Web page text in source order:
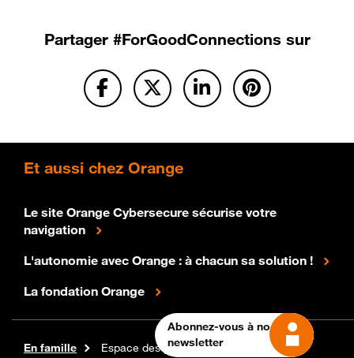
Partager#ForGoodConnections sur
Et aussi chez Orange
Le site Orange Cybersecure sécurise votre
navigation
L'autonomie avec Orange : à chacun sa solution !
La fondation Orange
For Good Connections pour bien vivre le digital
En famille Espace des parents
Abonnez-vous à notre
newsletter